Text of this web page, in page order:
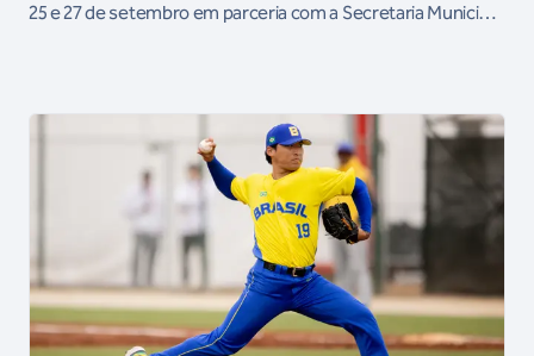
25 e 27 de setembro em parceria com a Secretaria Municipal